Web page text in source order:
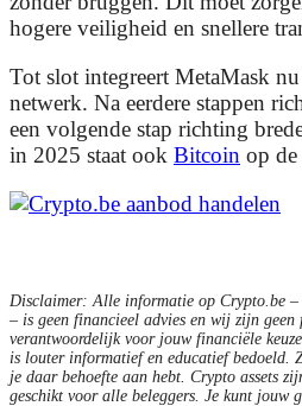
hogere veiligheid en snellere
Tot slot integreert MetaMask
netwerk. Na eerdere stappen
een volgende stap richting
in 2025 staat ook Bitcoin op
Disclaimer: Alle informatie op Crypto.be
– is geen financieel advies en wij zijn
verantwoordelijk voor jouw financiële
is louter informatief en educatief bedoeld.
je daar behoefte aan hebt. Crypto assets
geschikt voor alle beleggers. Je kunt jouw